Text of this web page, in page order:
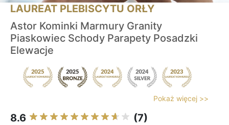
LAUREAT PLEBISCYTU ORŁY
Astor Kominki Marmury Granity
Piaskowiec Schody Parapety Posadzki
Elewacje
Pokaż więcej >>
8.6 (7)